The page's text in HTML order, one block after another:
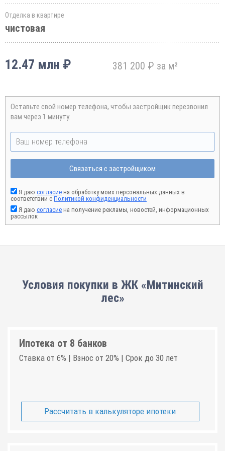
Отделка в квартире
чистовая
12.47 млн ₽ 381 200 ₽ за м²
Оставьте свой номер телефона, чтобы застройщик перезвонил
вам через 1 минуту.
Связаться с застройщиком
Я даю согласие на обработку моих персональных данных в
соответствии с Политикой конфиденциальности
Я даю согласие на получение рекламы, новостей, информационных
рассылок
Условия покупки в ЖК «Митинский
лес»
Ипотека от 8 банков
Ставка от 6% | Взнос от 20% | Срок до 30 лет
Рассчитать в калькуляторе ипотеки